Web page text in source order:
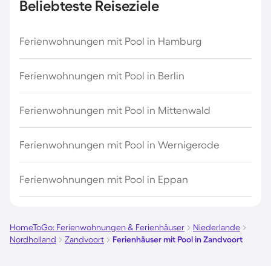
Beliebteste Reiseziele
Ferienwohnungen mit Pool in Hamburg
Ferienwohnungen mit Pool in Berlin
Ferienwohnungen mit Pool in Mittenwald
Ferienwohnungen mit Pool in Wernigerode
Ferienwohnungen mit Pool in Eppan
HomeToGo: Ferienwohnungen & Ferienhäuser
Niederlande
Nordholland
Zandvoort Ferienhäuser mit Pool in Zandvoort